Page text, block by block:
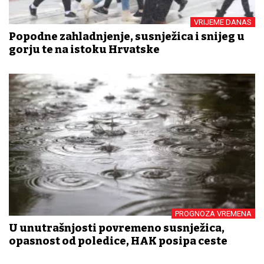
VRIJEME DANAS
Popodne zahladnjenje, susnježica i snijeg u
gorju te na istoku Hrvatske
PROGNOZA VREMENA
U unutrašnjosti povremeno susnježica,
opasnost od poledice, HAK posipa ceste